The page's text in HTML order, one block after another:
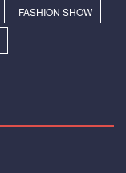
FASHION SHOW